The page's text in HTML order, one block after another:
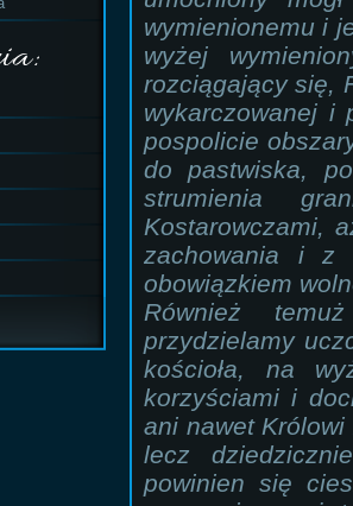
wymienionemu i
wyżej
rozciągający się,
wykarczowanej i
pospolicie
do pastwiska,
strumienia
Kostarowczami,
zachowania i z
obowiązkiem
Również
przydzielamy
kościoła, na
korzyściami i
ani nawet
lecz
powinien się